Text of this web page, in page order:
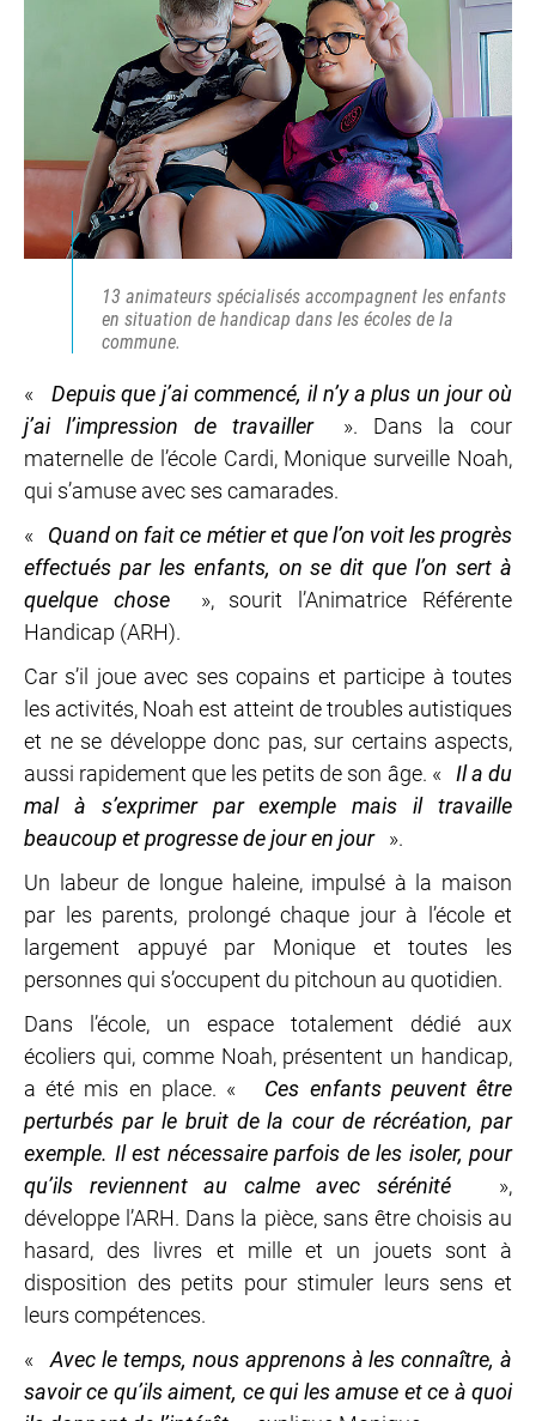
13 animateurs spécialisés accompagnent les enfants
en situation de handicap dans les écoles de la
commune.
«
Depuis que j’ai commencé, il n’y a plus un jour où
j’ai l’impression de travailler». Dans la cour
maternelle de l’école Cardi, Monique surveille Noah,
qui s’amuse avec ses camarades.
« Quand on fait ce métier et que l’on voit les progrès
effectués par les enfants, on se dit que l’on sert à
quelque chose», sourit l’Animatrice Référente
Handicap (ARH).
Car s’il joue avec ses copains et participe à toutes
les activités, Noah est atteint de troubles autistiques
et ne se développe donc pas, sur certains aspects,
aussi rapidement que les petits de son âge. « Il a du
mal à s’exprimer par exemple mais il travaille
beaucoup et progresse de jour en jour».
Un labeur de longue haleine, impulsé à la maison
par les parents, prolongé chaque jour à l’école et
largement appuyé par Monique et toutes les
personnes qui s’occupent du pitchoun au quotidien.
Dans l’école, un espace totalement dédié aux
écoliers qui, comme Noah, présentent un handicap,
a été mis en place. « Ces enfants peuvent être
perturbés par le bruit de la cour de récréation, par
exemple. Il est nécessaire parfois de les isoler, pour
qu’ils reviennent au calme avec sérénité»,
développe l’ARH. Dans la pièce, sans être choisis au
hasard, des livres et mille et un jouets sont à
disposition des petits pour stimuler leurs sens et
leurs compétences.
«Avec le temps, nous apprenons à les connaître, à
savoir ce qu’ils aiment, ce qui les amuse et ce à quoi